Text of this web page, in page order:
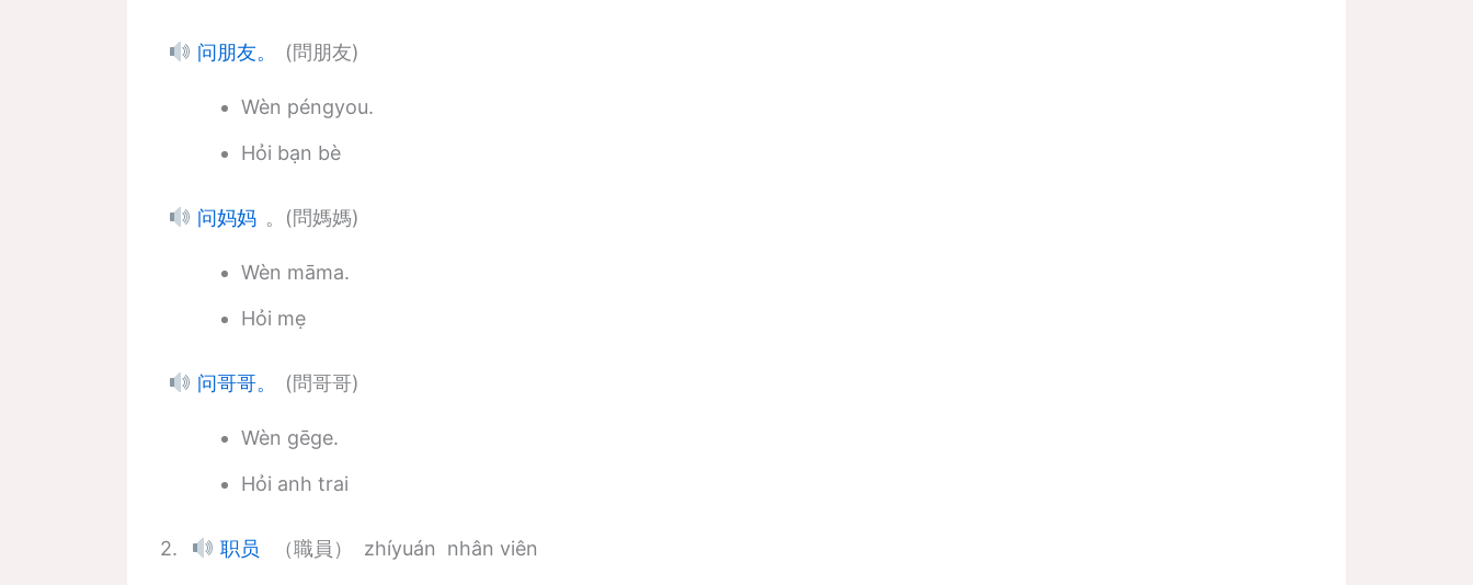
问朋友。 (問朋友)
Wèn péngyou.
Hỏi bạn bè
问妈妈 。(問媽媽)
Wèn māma.
Hỏi mẹ
问哥哥。 (問哥哥)
Wèn gēge.
Hỏi anh trai
2. 职员 （職員） zhíyuán nhân viên